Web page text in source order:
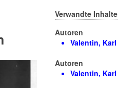
Verwandte Inhalte
Autoren
Valentin, Karl
Autoren
Valentin, Karl